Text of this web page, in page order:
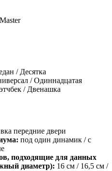
/ Десятка
/ Одиннадцатая
/ Двенашка
передние двери
под один динамик / с
подходящие для данных
диаметр): 16 см / 16,5 см /